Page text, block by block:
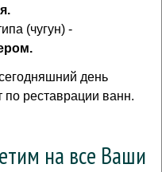
(чугун) -
день
по реставрации ванн.
на все Ваши